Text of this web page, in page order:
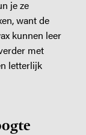
je ze
want de
kunnen leer
met
letterlijk